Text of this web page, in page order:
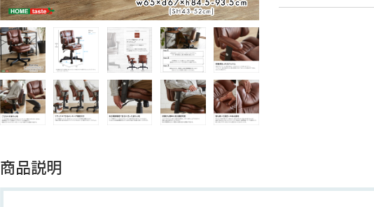
商品説明